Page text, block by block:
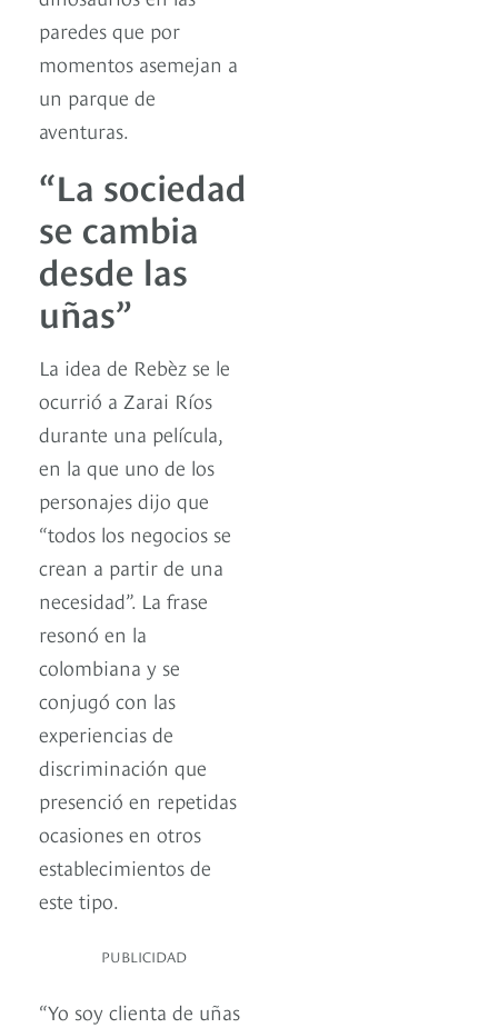
paredes que por
momentos asemejan a
un parque de
aventuras.
“La sociedad
se cambia
desde las
uñas”
La idea de Rebèz se le
ocurrió a Zarai Ríos
durante una película,
en la que uno de los
personajes dijo que
“todos los negocios se
crean a partir de una
necesidad”. La frase
resonó en la
colombiana y se
conjugó con las
experiencias de
discriminación que
presenció en repetidas
ocasiones en otros
establecimientos de
este tipo.
PUBLICIDAD
“Yo soy clienta de uñas